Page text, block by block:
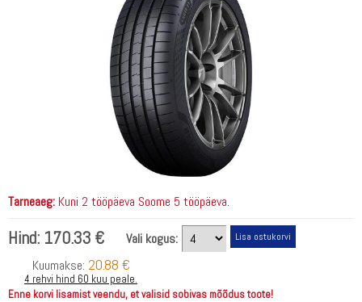
Tarneaeg: Kuni 2 tööpäeva Soome 5 tööpäeva.
Hind: 170.33 €
Vali kogus:
Kuumakse: 20.88 €
4 rehvi hind 60 kuu peale.
Enne korvi lisamist veendu, et valisid sobivas mõõdus toote!